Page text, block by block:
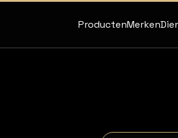
ProductenMerken